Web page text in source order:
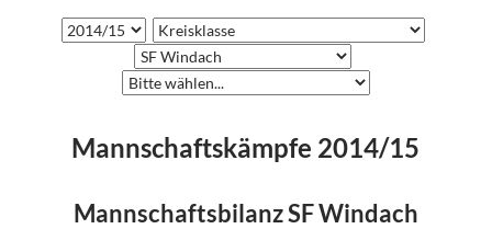
Mannschaftskämpfe 2014/15
Mannschaftsbilanz SF Windach